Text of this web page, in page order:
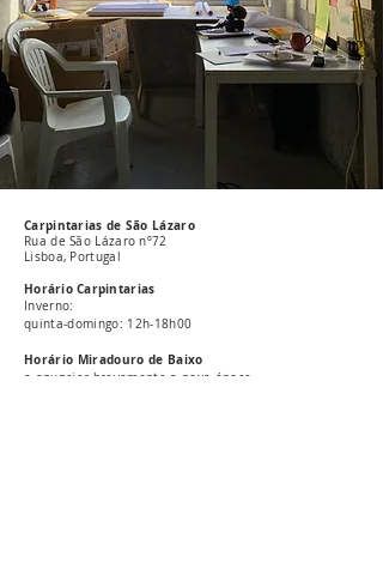
Carpintarias de São Lázaro
Rua de São Lázaro nº72
Lisboa, Portugal
Horário Carpintarias
Inverno:
quinta-domingo: 12h-18h00
Horário Miradouro de Baixo
a anunciar brevemente a nova época